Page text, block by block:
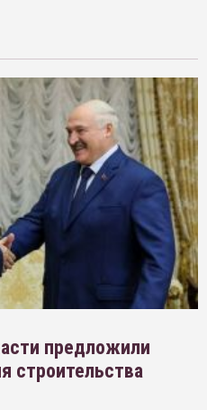
предложили
строительства